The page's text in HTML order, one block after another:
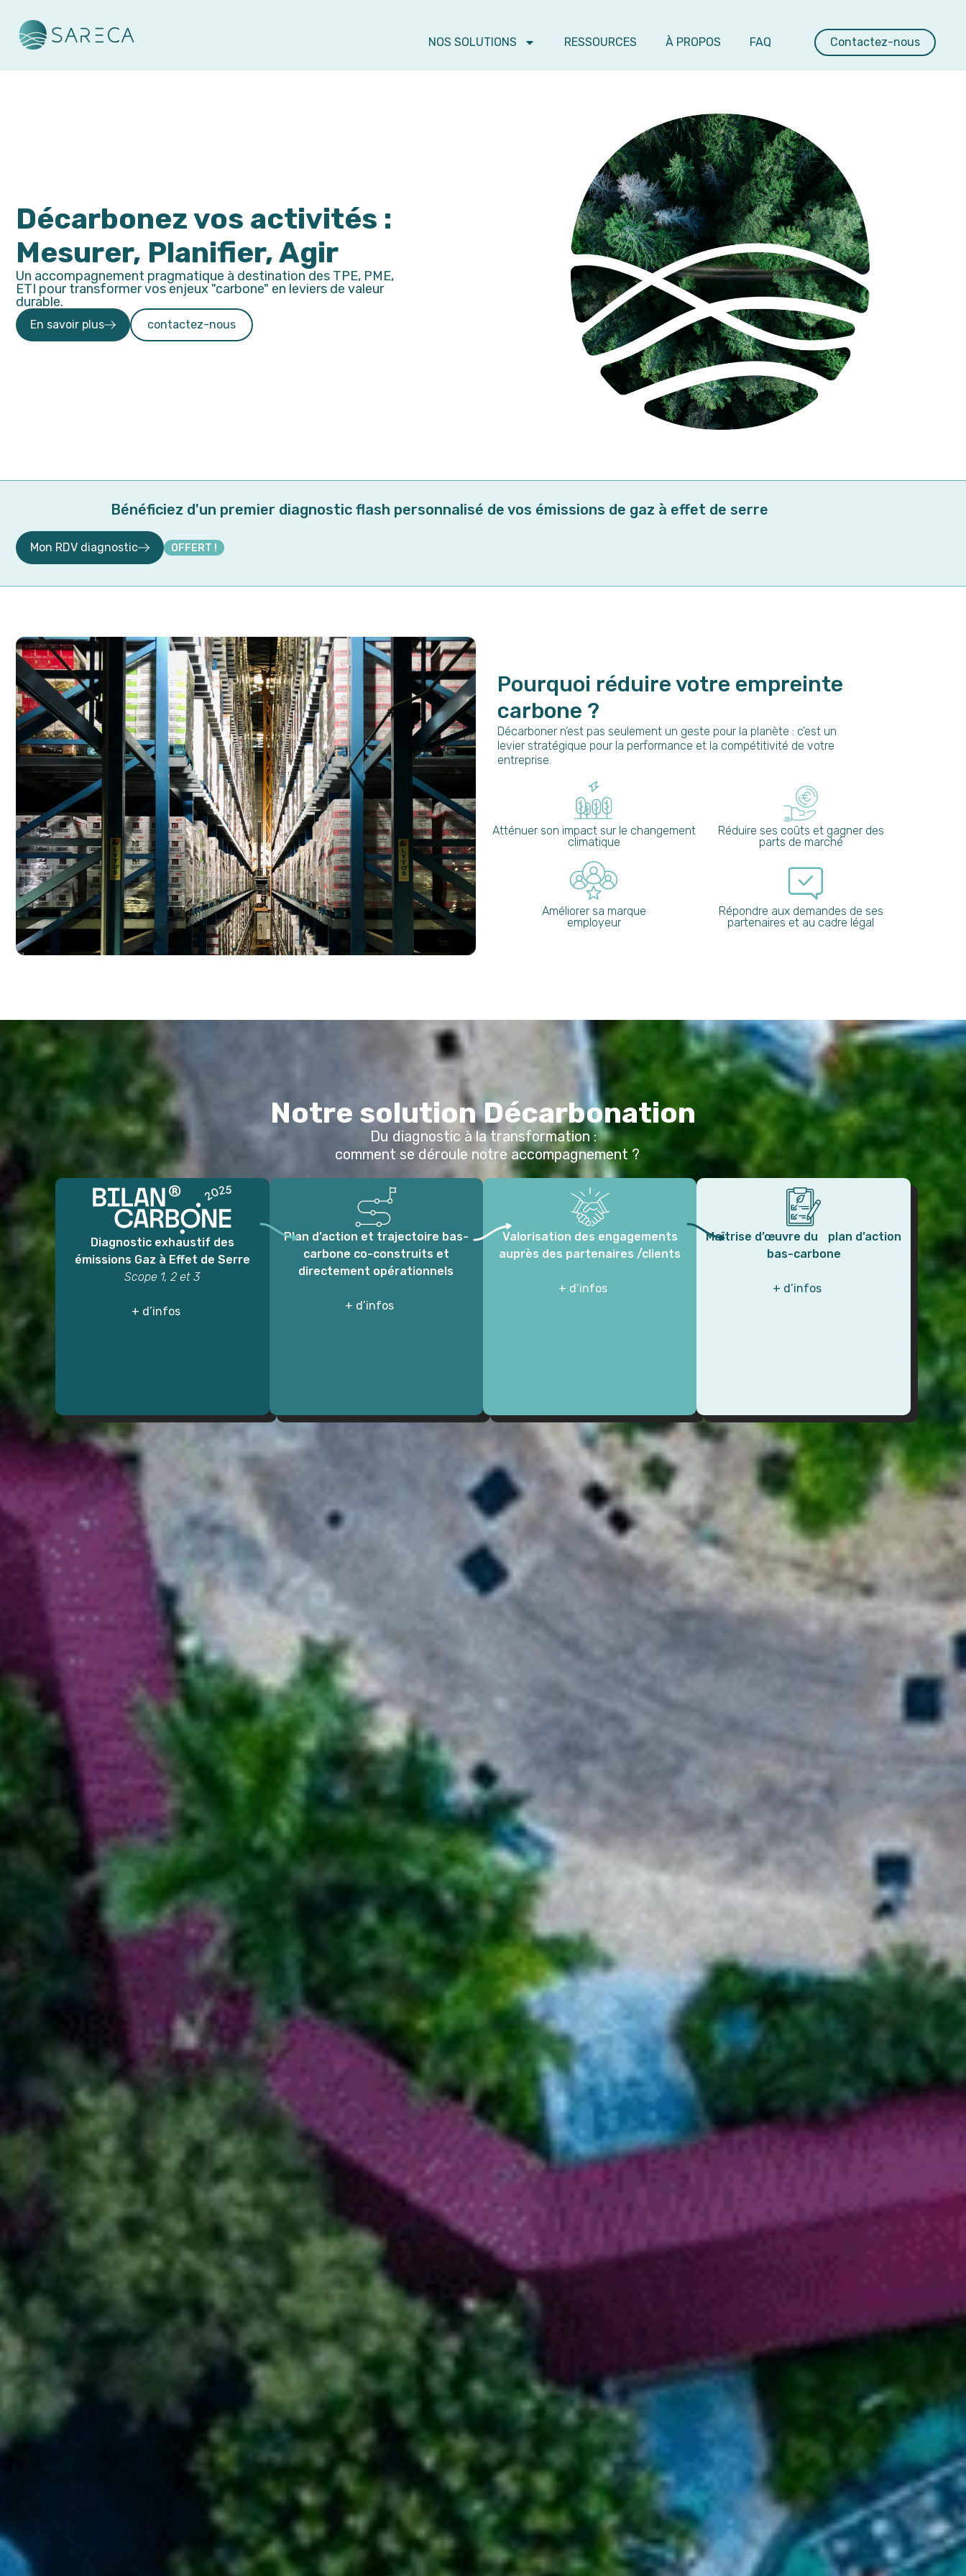
NOS SOLUTIONS RESSOURCES À PROPOS FAQ Contactez-nous
Décarbonez vos activités :
Mesurer, Planifier, Agir
Un accompagnement pragmatique à destination des TPE, PME,
ETI pour transformer vos enjeux "carbone" en leviers de valeur
durable.
En savoir plus contactez-nous
Bénéficiez d'un premier diagnostic flash personnalisé de vos émissions de gaz à effet de serre
Mon RDV diagnostic OFFERT !
Pourquoi réduire votre empreinte
carbone ?
Décarboner n’est pas seulement un geste pour la planète : c’est un
levier stratégique pour la performance et la compétitivité de votre
entreprise.
Atténuer son impact sur le changement
climatique
Réduire ses coûts et gagner des
parts de marché
Améliorer sa marque
employeur
Répondre aux demandes de ses
partenaires et au cadre légal
Notre solution Décarbonation
Du diagnostic à la transformation :
comment se déroule notre accompagnement ?
Diagnostic exhaustif des
émissions Gaz à Effet de Serre
Scope 1, 2 et 3
+ d’infos
Plan d’action et trajectoire bas-
carbone co-construits et
directement opérationnels
+ d’infos
Valorisation des engagements
auprès des partenaires /clients
+ d’infos
Maîtrise d’œuvre du plan d’action
bas-carbone
+ d’infos